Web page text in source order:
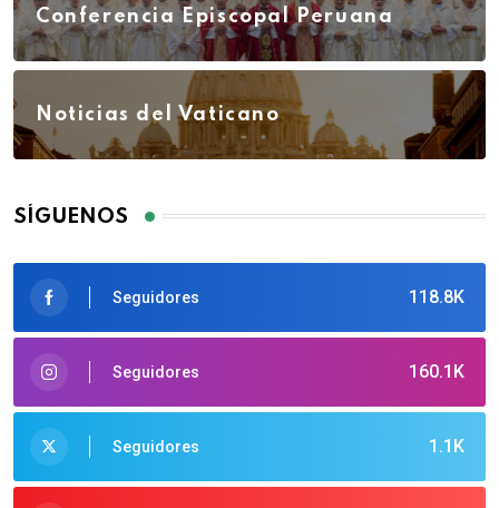
Conferencia Episcopal Peruana
Noticias del Vaticano
SÍGUENOS
118.8K
Seguidores
160.1K
Seguidores
1.1K
Seguidores